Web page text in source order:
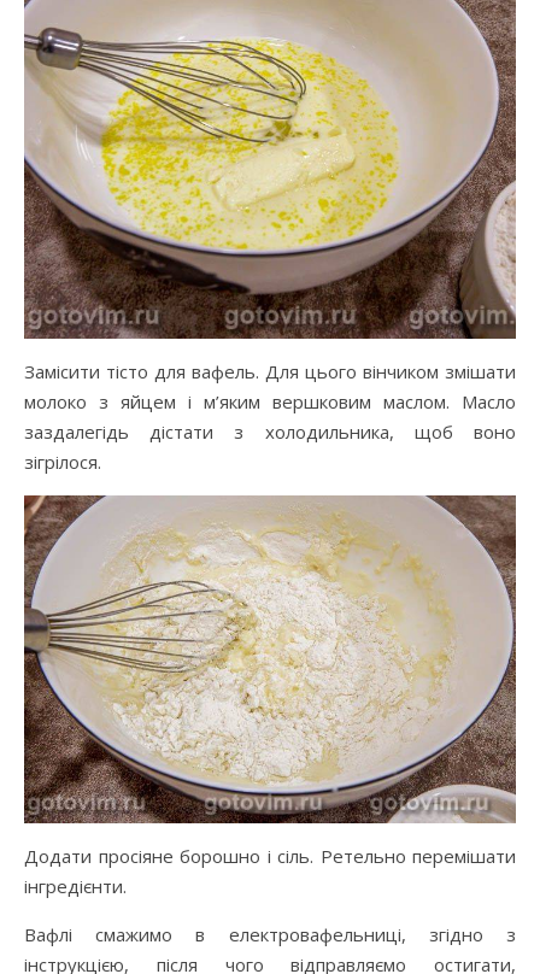
Замісити тісто для вафель. Для цього вінчиком змішати
молоко з яйцем і м’яким вершковим маслом. Масло
заздалегідь дістати з холодильника, щоб воно
зігрілося.
Додати просіяне борошно і сіль. Ретельно перемішати
інгредієнти.
Вафлі смажимо в електровафельниці, згідно з
інструкцією, після чого відправляємо остигати,